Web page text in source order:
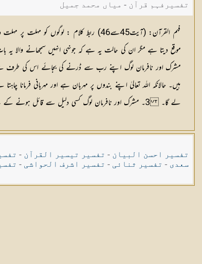
تفسیرفہم قرآن - میاں محمد جمیل
فہم القرآن: (آیت45سے46) ربط کلام : لوگوں کو مہلت پر مہلت
موقع دیتا ہے مگر ان کی حالت یہ ہے کہ جونہی انہیں سمجھانے والا
مشرک اور نافرمان لوگ اپنے رب سے ڈرنے کی بجائے اس کی طرف
ہیں۔ حالانکہ اللہ تعالیٰ اپنے بندوں پر مہربان ہے اور مہربانی فرمانا
لے گا۔ 3۔ مشرک اور نافرمان لوگ کسی دلیل سے قائل ہونے کے لیے تیار نہیں ہوتے۔
تفسیر احسن البیان - تفسیر تیسیر القرآن -
سعدی - تفسیر ثنائی - تفسیر اشرف الحواشی -